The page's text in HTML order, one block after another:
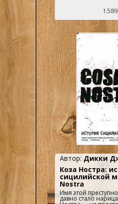
Автор: Дикки
Коза Ностра:
сицилийской
Nostra
Имя этой
давно стало